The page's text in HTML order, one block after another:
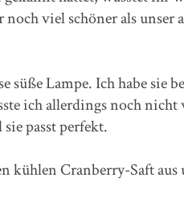
viel schöner als
süße Lampe. Ich habe sie
ich allerdings noch nicht
passt perfekt.
Cranberry-Saft aus